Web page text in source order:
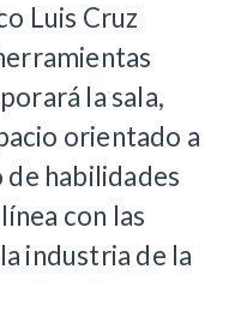
Luis Cruz
la sala,
orientado a
habilidades
con las
industria de la